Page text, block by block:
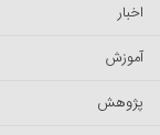
اخبار
آموزش
پژوهش